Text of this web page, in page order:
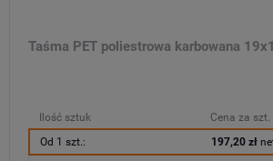
Taśma PET poliestrowa karbowana
Ilość sztuk
Cena za szt.
Od 1 szt.:
197,20 zł